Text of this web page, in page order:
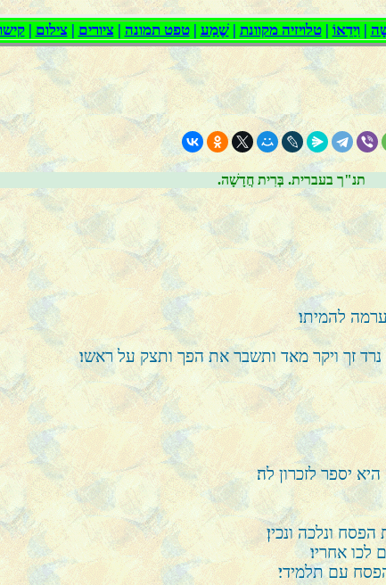
.תנ"ך בעברית. בְּרִית חֲדָשָׁה
להמיתו׃
זך ויקר מאד ותשבר את הפך ותצק על ראשו׃
יספר לזכרון לה׃
ונלכה ונכין׃
אחריו׃
עם תלמידי׃